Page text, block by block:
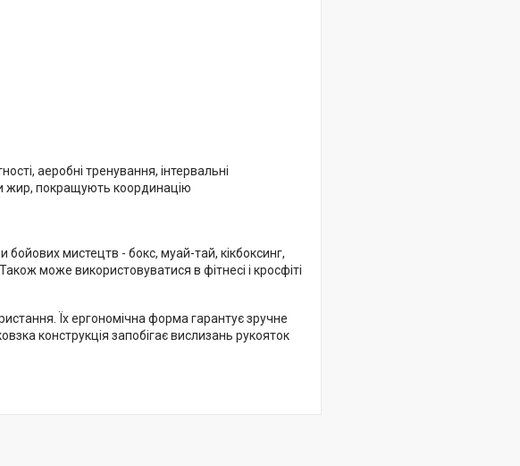
аеробні тренування, інтервальні
жир, покращують координацію
мистецтв - бокс, муай-тай, кікбоксинг,
може використовуватися в фітнесі і кросфіті
Їх ергономічна форма гарантує зручне
конструкція запобігає вислизань рукояток